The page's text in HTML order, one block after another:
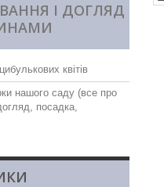
І ДОГЛЯД
квітів
нашого саду (все про
посадка,